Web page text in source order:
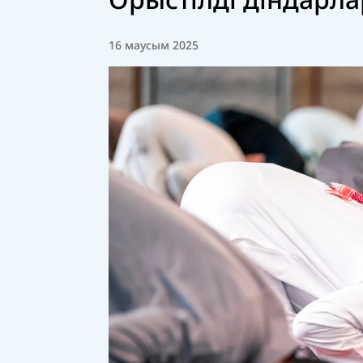
16 маусым 2025